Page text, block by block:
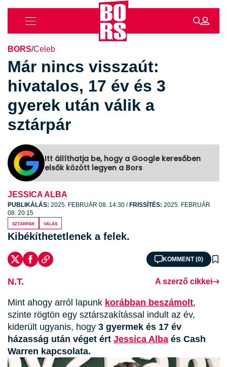
BORS/Celeb
Már nincs visszaút:
hivatalos, 17 év és 3
gyerek után válik a
sztárpár
Itt állíthatja be, hogy a Google keresőben
elsők között legyen a Bors
JESSICA ALBA
PUBLIKÁLÁS: 2025. FEBRUÁR 08. 14:30 / FRISSÍTÉS: 2025. FEBRUÁR
08. 20:15
sztárpár
válás
Kibékíthetetlenek a felek.
KOMMENT (0)
N.T. A szerző cikkei
Mint ahogy arról lapunk korábban beszámolt,
szinte rögtön egy sztárszakítással indult az év,
kiderült ugyanis, hogy 3 gyermek és 17 év
házasság után véget ért Jessica Alba és Cash
Warren kapcsolata.